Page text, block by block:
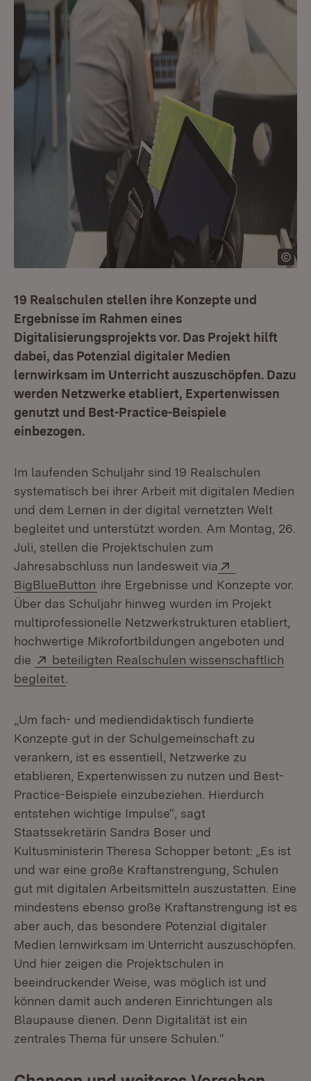
19 Realschulen stellen ihre Konzepte und
Ergebnisse im Rahmen eines
Digitalisierungsprojekts vor. Das Projekt hilft
dabei, das Potenzial digitaler Medien
lernwirksam im Unterricht auszuschöpfen. Dazu
werden Netzwerke etabliert, Expertenwissen
genutzt und Best-Practice-Beispiele
einbezogen.
Im laufenden Schuljahr sind 19 Realschulen
systematisch bei ihrer Arbeit mit digitalen Medien
und dem Lernen in der digital vernetzten Welt
begleitet und unterstützt worden. Am Montag, 26.
Juli, stellen die Projektschulen zum
Jahresabschluss nun landesweit via
BigBlueButton (Öffnet in neuem Fenster)
ihre Ergebnisse und Konzepte vor.
Über das Schuljahr hinweg wurden im Projekt
multiprofessionelle Netzwerkstrukturen etabliert,
hochwertige Mikrofortbildungen angeboten und
die
Extern:
beteiligten Realschulen wissenschaftlich
begleitet
„Um fach- und mediendidaktisch fundierte
Konzepte gut in der Schulgemeinschaft zu
verankern, ist es essentiell, Netzwerke zu
etablieren, Expertenwissen zu nutzen und Best-
Practice-Beispiele einzubeziehen. Hierdurch
entstehen wichtige Impulse“, sagt
Staatssekretärin Sandra Boser und
Kultusministerin Theresa Schopper betont: „Es ist
und war eine große Kraftanstrengung, Schulen
gut mit digitalen Arbeitsmitteln auszustatten. Eine
mindestens ebenso große Kraftanstrengung ist es
aber auch, das besondere Potenzial digitaler
Medien lernwirksam im Unterricht auszuschöpfen.
Und hier zeigen die Projektschulen in
beeindruckender Weise, was möglich ist und
können damit auch anderen Einrichtungen als
Blaupause dienen. Denn Digitalität ist ein
zentrales Thema für unsere Schulen.“